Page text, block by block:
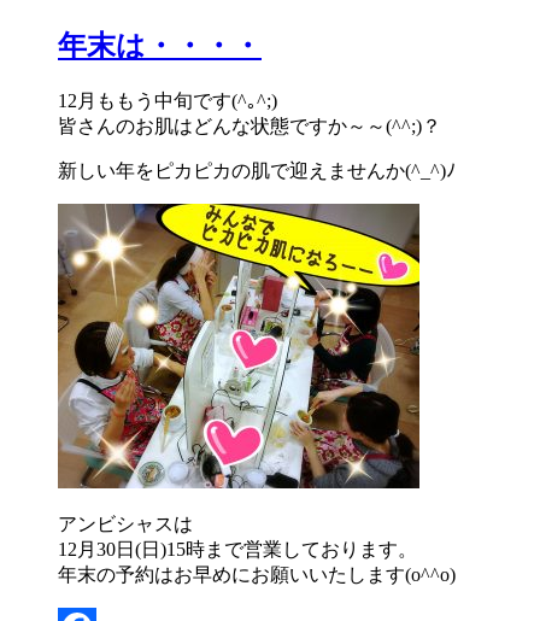
年末は・・・・
12月ももう中旬です(^｡^;)
皆さんのお肌はどんな状態ですか～～(^^;)？
新しい年をピカピカの肌で迎えませんか(^_^)ﾉ
アンビシャスは
12月30日(日)15時まで営業しております。
年末の予約はお早めにお願いいたします(o^^o)